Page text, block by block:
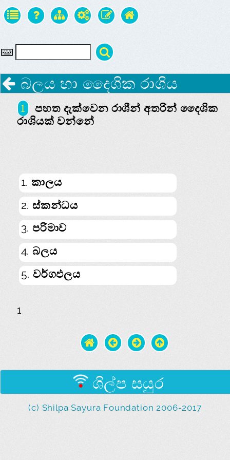
බලය හා දෛශික රාශිය
1
පහත දැක්වෙන රාශීන් අතරින් දෛශික
රාශියක් වන්නේ
1. කාලය
2. ස්කන්ධය
3. පරිමාව
4. බලය
5. වර්ගඵලය
1
ශිල්ප සයුර
(c) Shilpa Sayura Foundation 2006-2017